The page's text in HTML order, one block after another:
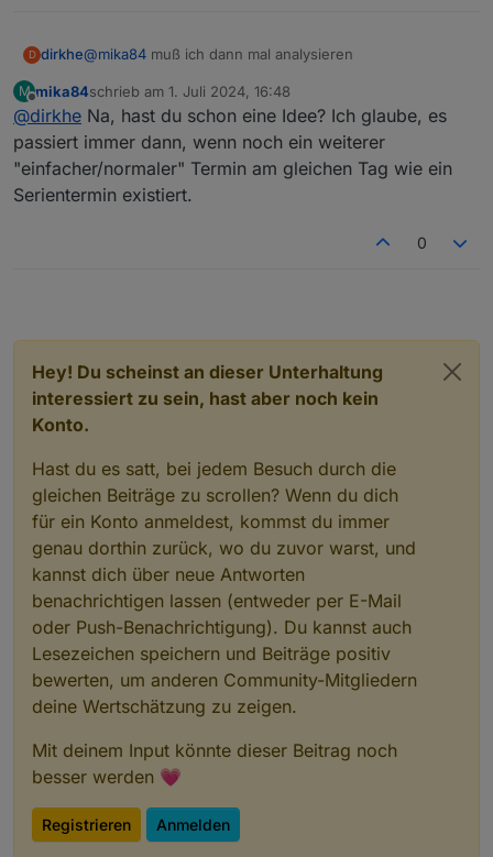
basic (1).ics
möp.json
D dirkhe@mika84 muß ich dann mal analysieren
M
Offline
mika84schrieb am 1. Juli 2024, 16:48
zuletzt editiert von
@dirkhe Na, hast du schon eine Idee? Ich glaube, es
passiert immer dann, wenn noch ein weiterer
"einfacher/normaler" Termin am gleichen Tag wie ein
Serientermin existiert.
0
Hey! Du scheinst an dieser Unterhaltung
interessiert zu sein, hast aber noch kein
Konto.
Hast du es satt, bei jedem Besuch durch die
gleichen Beiträge zu scrollen? Wenn du dich
für ein Konto anmeldest, kommst du immer
genau dorthin zurück, wo du zuvor warst, und
kannst dich über neue Antworten
benachrichtigen lassen (entweder per E-Mail
oder Push-Benachrichtigung). Du kannst auch
Lesezeichen speichern und Beiträge positiv
bewerten, um anderen Community-Mitgliedern
deine Wertschätzung zu zeigen.
Mit deinem Input könnte dieser Beitrag noch
besser werden 💗
Registrieren Anmelden